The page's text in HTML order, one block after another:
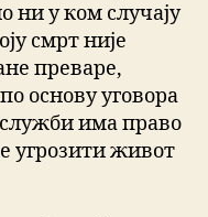
ни у ком случају
смрт није
преваре,
основу уговора
служби има право
угрозити живот